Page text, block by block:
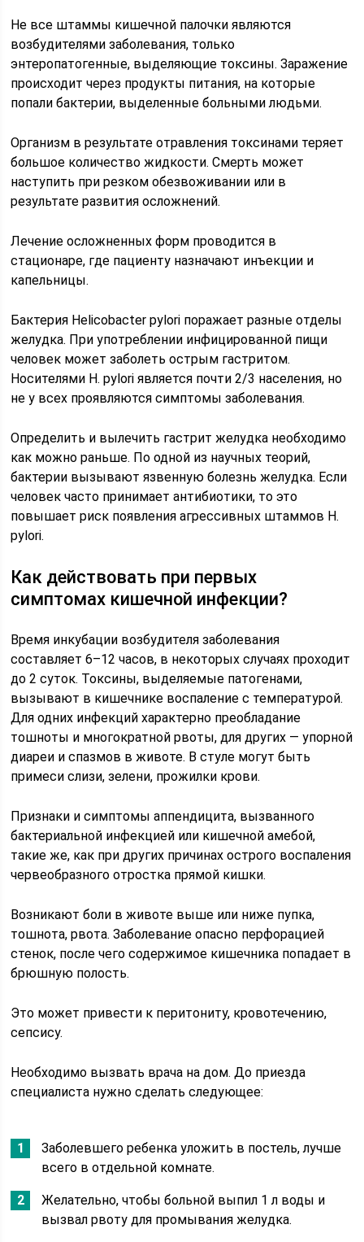
Не все штаммы кишечной палочки являются
возбудителями заболевания, только
энтеропатогенные, выделяющие токсины. Заражение
происходит через продукты питания, на которые
попали бактерии, выделенные больными людьми.
Организм в результате отравления токсинами теряет
большое количество жидкости. Смерть может
наступить при резком обезвоживании или в
результате развития осложнений.
Лечение осложненных форм проводится в
стационаре, где пациенту назначают инъекции и
капельницы.
Бактерия Helicobacter pylori поражает разные отделы
желудка. При употреблении инфицированной пищи
человек может заболеть острым гастритом.
Носителями H. pylori является почти 2/3 населения, но
не у всех проявляются симптомы заболевания.
Определить и вылечить гастрит желудка необходимо
как можно раньше. По одной из научных теорий,
бактерии вызывают язвенную болезнь желудка. Если
человек часто принимает антибиотики, то это
повышает риск появления агрессивных штаммов H.
pylori.
Как действовать при первых
симптомах кишечной инфекции?
Время инкубации возбудителя заболевания
составляет 6–12 часов, в некоторых случаях проходит
до 2 суток. Токсины, выделяемые патогенами,
вызывают в кишечнике воспаление с температурой.
Для одних инфекций характерно преобладание
тошноты и многократной рвоты, для других — упорной
диареи и спазмов в животе. В стуле могут быть
примеси слизи, зелени, прожилки крови.
Признаки и симптомы аппендицита, вызванного
бактериальной инфекцией или кишечной амебой,
такие же, как при других причинах острого воспаления
червеобразного отростка прямой кишки.
Возникают боли в животе выше или ниже пупка,
тошнота, рвота. Заболевание опасно перфорацией
стенок, после чего содержимое кишечника попадает в
брюшную полость.
Это может привести к перитониту, кровотечению,
сепсису.
Необходимо вызвать врача на дом. До приезда
специалиста нужно сделать следующее:
Заболевшего ребенка уложить в постель, лучше
всего в отдельной комнате.
Желательно, чтобы больной выпил 1 л воды и
вызвал рвоту для промывания желудка.